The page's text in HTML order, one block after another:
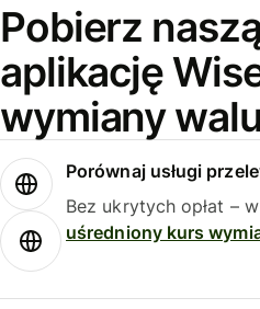
Pobierz
aplikację
wymiany
Porównaj usługi
Bez ukrytych opłat –
uśredniony kurs